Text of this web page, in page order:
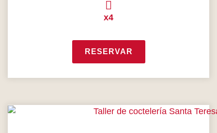
x4
RESERVAR